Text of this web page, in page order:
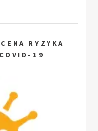
RYZYKA
19